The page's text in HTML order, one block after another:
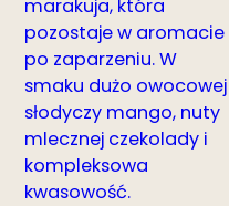
marakuja, która
pozostaje w aromacie
po zaparzeniu. W
smaku dużo owocowej
słodyczy mango, nuty
mlecznej czekolady i
kompleksowa
kwasowość.